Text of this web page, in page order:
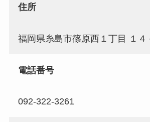
住所
福岡県糸島市篠原西１丁目 １４
電話番号
092-322-3261